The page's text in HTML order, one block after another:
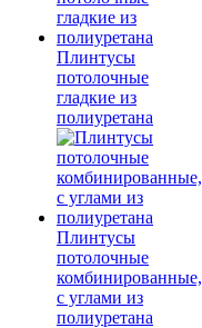
Плинтусы
потолочные
гладкие из
полиуретана
Плинтусы
потолочные
комбинированные,
с углами из
полиуретана